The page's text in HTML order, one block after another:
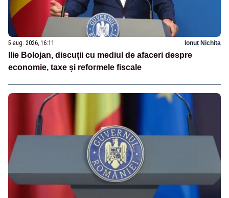
5 aug. 2026, 16:11 Ionuț Nichita
Ilie Bolojan, discuții cu mediul de afaceri despre
economie, taxe și reformele fiscale